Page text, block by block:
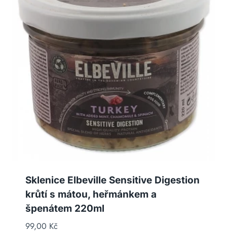
Sklenice Elbeville Sensitive Digestion
krůtí s mátou, heřmánkem a
špenátem 220ml
99,00 Kč